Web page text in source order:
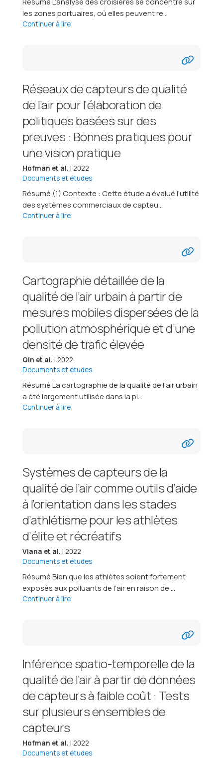
les zones portuaires, où elles peuvent re...
Continuer à lire
Réseaux de capteurs de qualité
de l’air pour l’élaboration de
politiques basées sur des
preuves : Bonnes pratiques pour
une vision pratique
Hofman et al. | 2022
Documents et études
Résumé (1) Contexte : Cette étude a évalué l’utilité
des systèmes commerciaux de capteu...
Continuer à lire
Cartographie détaillée de la
qualité de l’air urbain à partir de
mesures mobiles dispersées de la
pollution atmosphérique et d’une
densité de trafic élevée
Qin et al. | 2022
Documents et études
Résumé La cartographie de la qualité de l’air urbain
a été largement utilisée dans la pl...
Continuer à lire
Systèmes de capteurs de la
qualité de l’air comme outils d’aide
à l’orientation dans les stades
d’athlétisme pour les athlètes
d’élite et récréatifs
Viana et al. | 2022
Documents et études
Résumé Bien que les athlètes soient fortement
exposés aux polluants de l’air en raison de ...
Continuer à lire
Inférence spatio-temporelle de la
qualité de l’air à partir de données
de capteurs à faible coût : Tests
sur plusieurs ensembles de
capteurs
Hofman et al. | 2022
Documents et études